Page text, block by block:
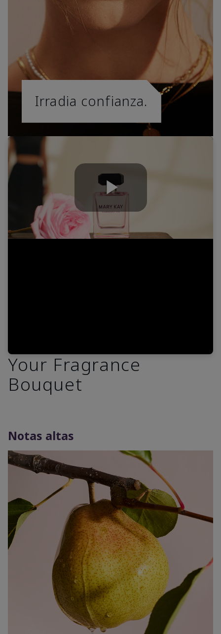
Irradia confianza.
Play
Your Fragrance
Bouquet
Notas altas